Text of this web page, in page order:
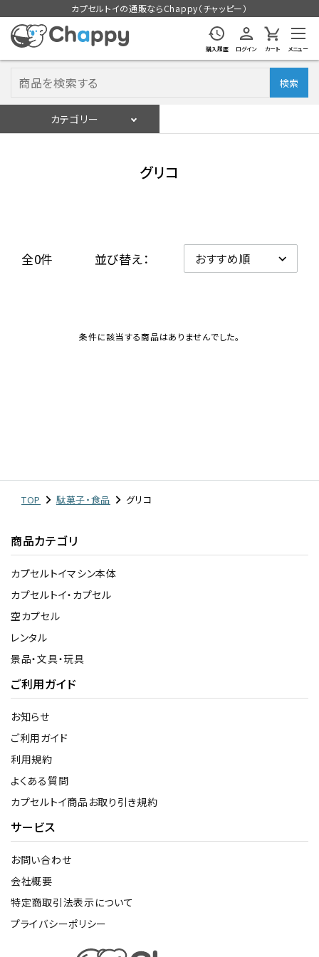
カプセルトイの通販ならChappy（チャッピー）
購入履歴 ログイン カート メニュー
検索
カテゴリー
よくあるご質問
06-6282-7659
グリコ
全0件 並び替え：
条件に該当する商品はありませんでした。
TOP 駄菓子・食品 グリコ
商品カテゴリ
カプセルトイマシン本体
カプセルトイ・カプセル
空カプセル
レンタル
景品・文具・玩具
ご利用ガイド
お知らせ
ご利用ガイド
利用規約
よくある質問
カプセルトイ商品お取り引き規約
サービス
お問い合わせ
会社概要
特定商取引法表示について
プライバシーポリシー